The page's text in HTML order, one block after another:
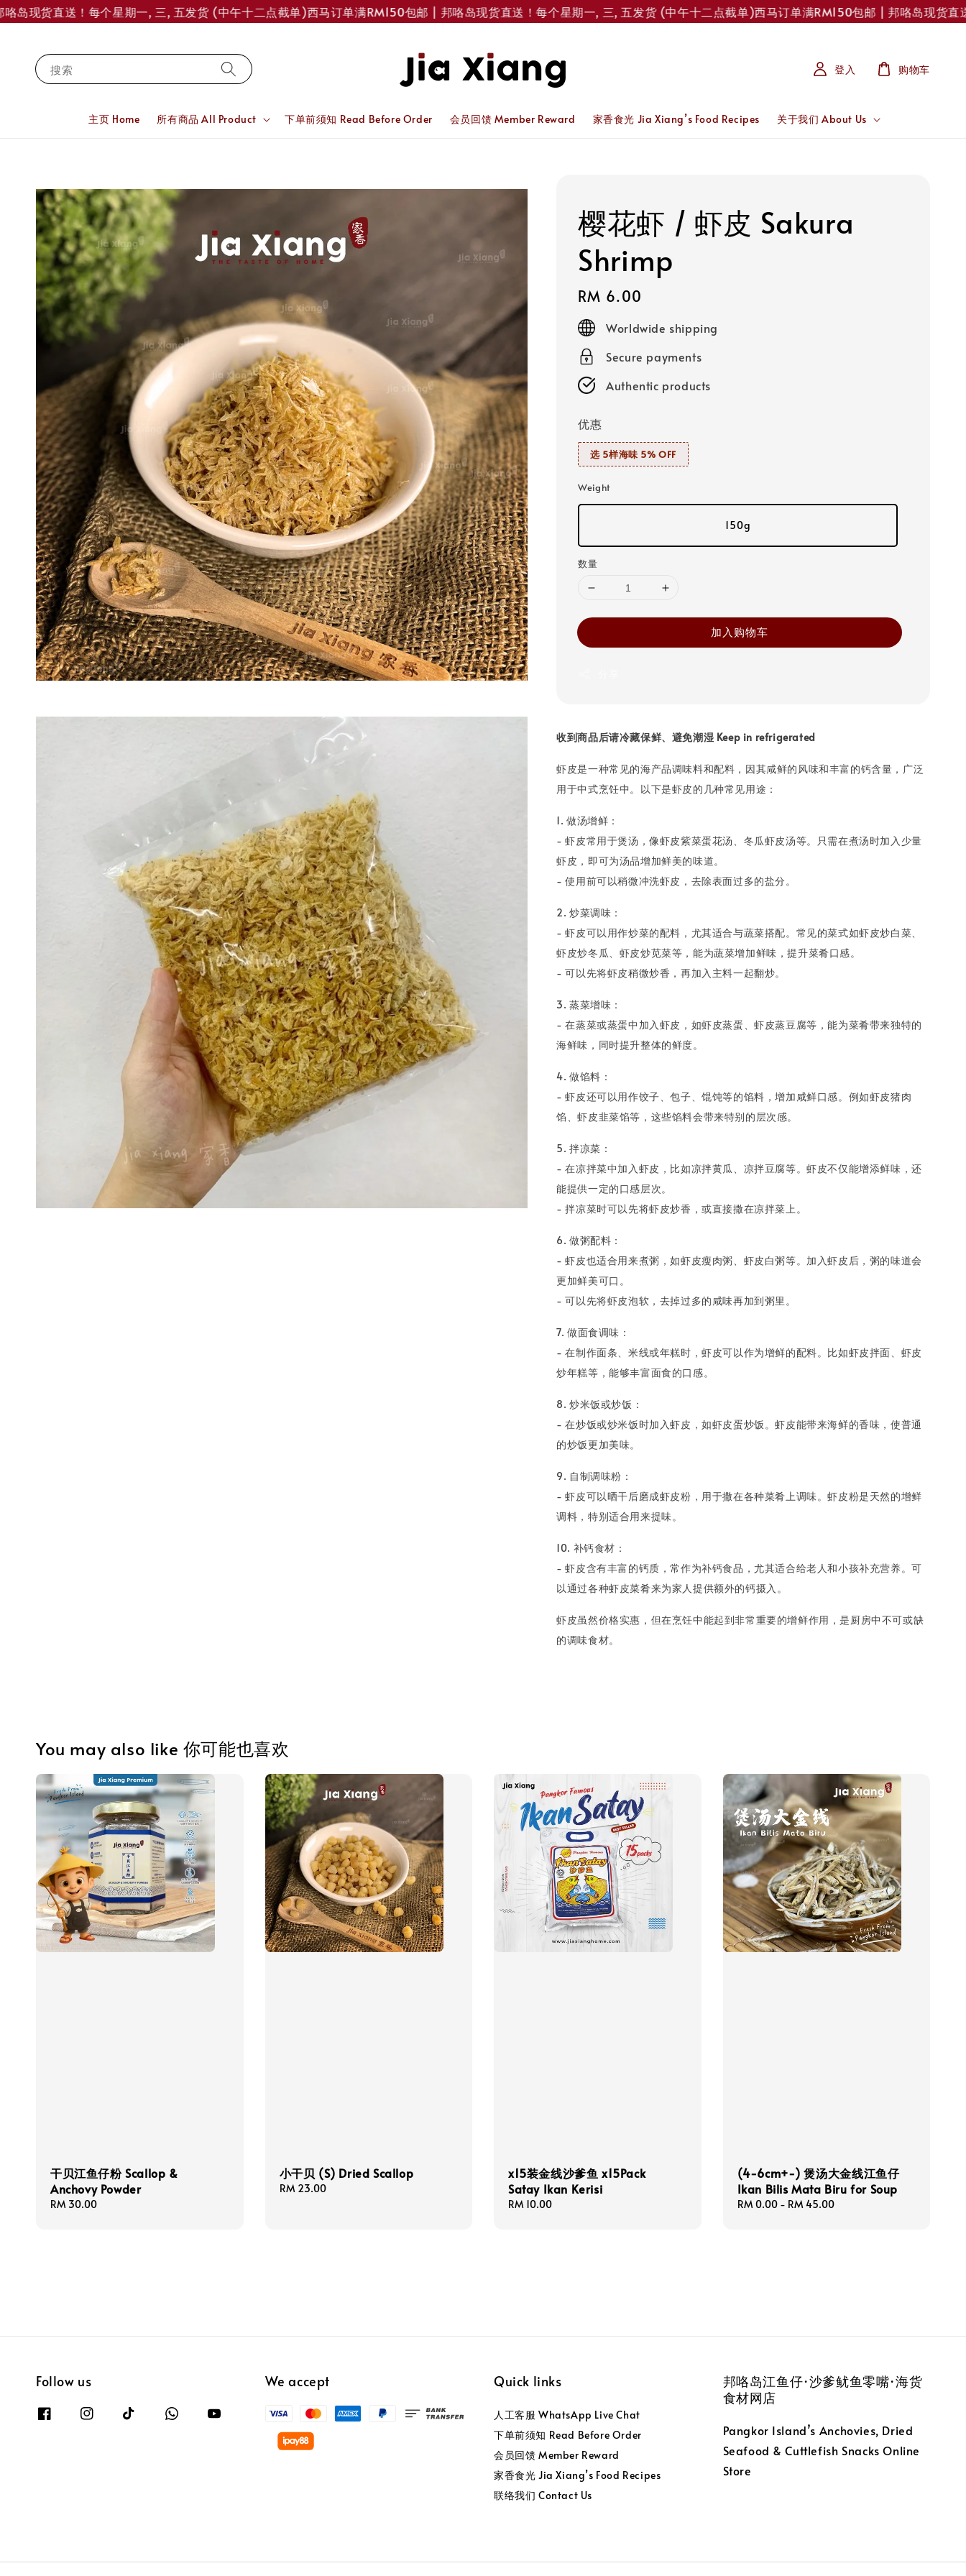
货直送！每个星期一, 三, 五发货 (中午十二点截单)西马订单满RM150包邮 | 邦咯岛现货直送！每个星期一, 三, 五发货 (中午十二点截单)西马订单满RM150包邮 | 邦咯岛现货直送！
搜索
主页 Home 所有商品 All Product 下单前须知 Read Before Order 会员回馈 Member Reward 家香食光 Jia Xiang’s Food Recipes 关于我们 About Us
登入 购物车
樱花虾 / 虾皮 Sakura
Shrimp
Regular
price
RM 6.00
Worldwide shipping
Secure payments
Authentic products
优惠
选 5样海味 5% OFF
Weight
150g
数量
加入购物车
收到商品后请冷藏保鲜、避免潮湿 Keep in refrigerated
虾皮是一种常见的海产品调味料和配料，因其咸鲜的风味和丰富的钙含量，广泛
用于中式烹饪中。以下是虾皮的几种常见用途：
1. 做汤增鲜：
- 虾皮常用于煲汤，像虾皮紫菜蛋花汤、冬瓜虾皮汤等。只需在煮汤时加入少量
虾皮，即可为汤品增加鲜美的味道。
- 使用前可以稍微冲洗虾皮，去除表面过多的盐分。
2. 炒菜调味：
- 虾皮可以用作炒菜的配料，尤其适合与蔬菜搭配。常见的菜式如虾皮炒白菜、
虾皮炒冬瓜、虾皮炒苋菜等，能为蔬菜增加鲜味，提升菜肴口感。
- 可以先将虾皮稍微炒香，再加入主料一起翻炒。
3. 蒸菜增味：
- 在蒸菜或蒸蛋中加入虾皮，如虾皮蒸蛋、虾皮蒸豆腐等，能为菜肴带来独特的
海鲜味，同时提升整体的鲜度。
4. 做馅料：
- 虾皮还可以用作饺子、包子、馄饨等的馅料，增加咸鲜口感。例如虾皮猪肉
馅、虾皮韭菜馅等，这些馅料会带来特别的层次感。
5. 拌凉菜：
- 在凉拌菜中加入虾皮，比如凉拌黄瓜、凉拌豆腐等。虾皮不仅能增添鲜味，还
能提供一定的口感层次。
- 拌凉菜时可以先将虾皮炒香，或直接撒在凉拌菜上。
6. 做粥配料：
- 虾皮也适合用来煮粥，如虾皮瘦肉粥、虾皮白粥等。加入虾皮后，粥的味道会
更加鲜美可口。
- 可以先将虾皮泡软，去掉过多的咸味再加到粥里。
7. 做面食调味：
- 在制作面条、米线或年糕时，虾皮可以作为增鲜的配料。比如虾皮拌面、虾皮
炒年糕等，能够丰富面食的口感。
8. 炒米饭或炒饭：
- 在炒饭或炒米饭时加入虾皮，如虾皮蛋炒饭。虾皮能带来海鲜的香味，使普通
的炒饭更加美味。
9. 自制调味粉：
- 虾皮可以晒干后磨成虾皮粉，用于撒在各种菜肴上调味。虾皮粉是天然的增鲜
调料，特别适合用来提味。
10. 补钙食材：
- 虾皮含有丰富的钙质，常作为补钙食品，尤其适合给老人和小孩补充营养。可
以通过各种虾皮菜肴来为家人提供额外的钙摄入。
虾皮虽然价格实惠，但在烹饪中能起到非常重要的增鲜作用，是厨房中不可或缺
的调味食材。
You may also like 你可能也喜欢
干贝江鱼仔粉 Scallop &
Anchovy Powder
Regular
RM 30.00
小干贝 (S) Dried Scallop
Regular
RM 23.00
x15装金线沙爹鱼 x15Pack
Satay Ikan Kerisi
Regular
RM 10.00
(4-6cm+-) 煲汤大金线江鱼仔
Ikan Bilis Mata Biru for Soup
Regular
RM 0.00 - RM 45.00
Follow us We accept Quick links
人工客服 WhatsApp Live Chat
下单前须知 Read Before Order
会员回馈 Member Reward
家香食光 Jia Xiang’s Food Recipes
联络我们 Contact Us
邦咯岛江鱼仔·沙爹鱿鱼零嘴·海货
食材网店
Pangkor Island’s Anchovies, Dried
Seafood & Cuttlefish Snacks Online
Store